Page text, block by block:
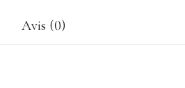
Avis (0)